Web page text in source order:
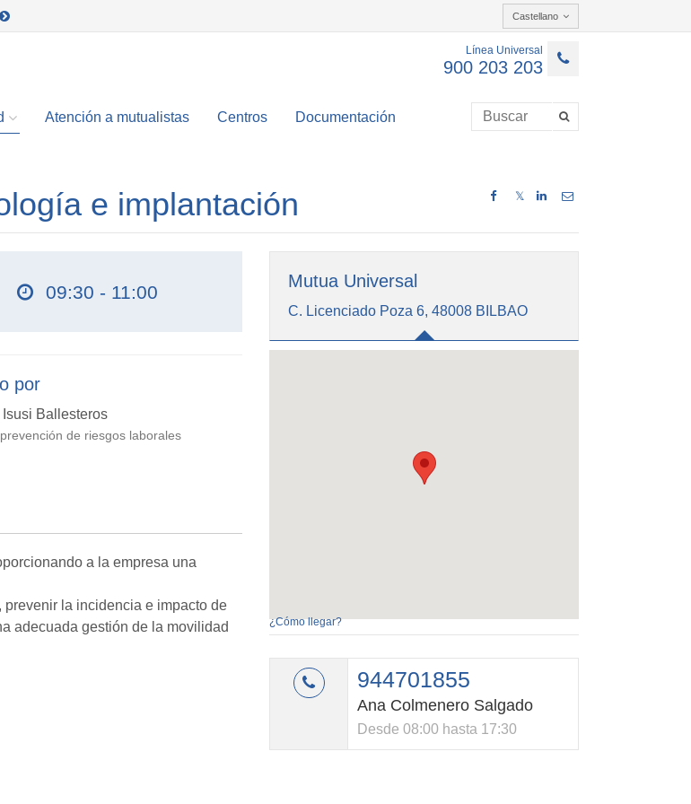
Castellano
Línea Universal
900 203 203
Atención a mutualistas Centros Documentación
𝕏
e implantación
09:30 - 11:00
por
Ballesteros
de riesgos laborales
a la empresa una
la incidencia e impacto de
adecuada gestión de la movilidad
Mutua Universal
C. Licenciado Poza 6, 48008 BILBAO
¿Cómo llegar?
944701855
Ana Colmenero Salgado
Desde 08:00 hasta 17:30